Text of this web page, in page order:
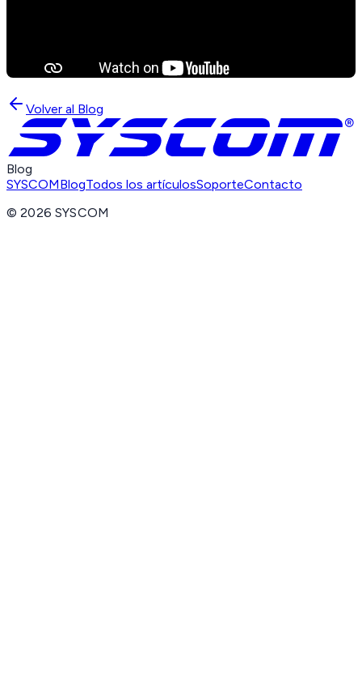
Volver al Blog
Blog
SYSCOMBlogTodos los artículosSoporteContacto
©2026 SYSCOM